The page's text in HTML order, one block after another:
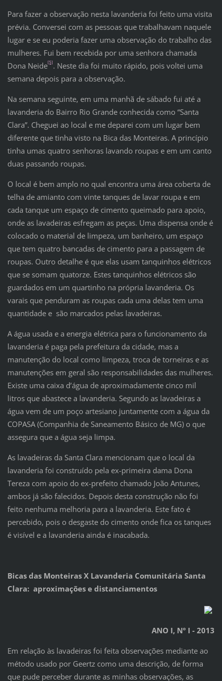
Para fazer a observação nesta lavanderia foi feito uma visita
prévia. Conversei com as pessoas que trabalhavam naquele
lugar e se eu poderia fazer uma observação do trabalho das
mulheres. Fui bem recebida por uma senhora chamada
Dona Neide[5]. Neste dia foi muito rápido, pois voltei uma
semana depois para a observação.
Na semana seguinte, em uma manhã de sábado fui até a
lavanderia do Bairro Rio Grande conhecida como “Santa
Clara”. Cheguei ao local e me deparei com um lugar bem
diferente que tinha visto na Bica das Monteiras. A princípio
tinha umas quatro senhoras lavando roupas e em um canto
duas passando roupas.
O local é bem amplo no qual encontra uma área coberta de
telha de amianto com vinte tanques de lavar roupa e em
cada tanque um espaço de cimento queimado para apoio,
onde as lavadeiras esfregam as peças. Uma dispensa onde é
colocado o material de limpeza, um banheiro, um espaço
que tem quatro bancadas de cimento para a passagem de
roupas. Outro detalhe é que elas usam tanquinhos elétricos
que se somam quatorze. Estes tanquinhos elétricos são
guardados em um quartinho na própria lavanderia. Os
varais que penduram as roupas cada uma delas tem uma
quantidade e são marcados pelas lavadeiras.
A água usada e a energia elétrica para o funcionamento da
lavanderia é paga pela prefeitura da cidade, mas a
manutenção do local como limpeza, troca de torneiras e as
manutenções em geral são responsabilidades das mulheres.
Existe uma caixa d’água de aproximadamente cinco mil
litros que abastece a lavanderia. Segundo as lavadeiras a
água vem de um poço artesiano juntamente com a água da
COPASA (Companhia de Saneamento Básico de MG) o que
assegura que a água seja limpa.
As lavadeiras da Santa Clara mencionam que o local da
lavanderia foi construído pela ex-primeira dama Dona
Tereza com apoio do ex-prefeito chamado João Antunes,
ambos já são falecidos. Depois desta construção não foi
feito nenhuma melhoria para a lavanderia. Este fato é
percebido, pois o desgaste do cimento onde fica os tanques
é visível e a lavanderia ainda é inacabada.
Bicas das Monteiras X Lavanderia Comunitária Santa
Clara: aproximações e distanciamentos
ANO I, Nº I - 2013
Em relação às lavadeiras foi feita observações mediante ao
método usado por Geertz como uma descrição, de forma
que pude perceber durante as minhas observações, as